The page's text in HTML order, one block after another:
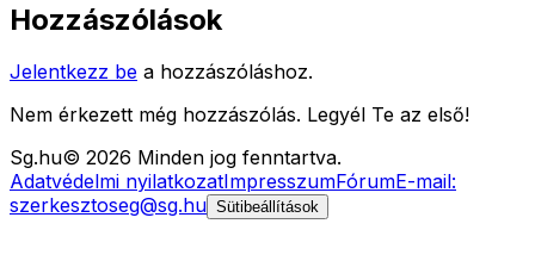
Hozzászólások
Jelentkezz be a hozzászóláshoz.
Nem érkezett még hozzászólás. Legyél Te az első!
Sg.hu© 2026 Minden jog fenntartva.
Adatvédelmi nyilatkozatImpresszumFórumE-mail:
szerkesztoseg@sg.hu Sütibeállítások